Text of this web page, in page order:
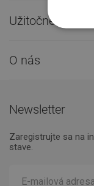
Užitočné odkazy
O nás
Newsletter
Zaregistrujte sa na
stave.